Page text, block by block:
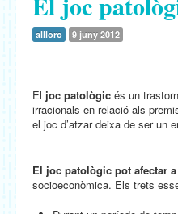
allloro 9 juny 2012
El joc patològic és un
irracionals en relació als
el joc d’atzar deixa de ser un
El joc patològic pot afectar
socioeconòmica. Els trets